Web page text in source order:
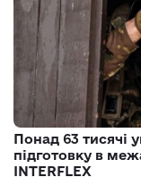
Понад 63 тисячі
підготовку в
INTERFLEX